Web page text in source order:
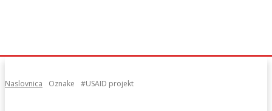
Naslovnica Oznake #USAID projekt